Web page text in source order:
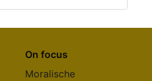
On focus
Moralische